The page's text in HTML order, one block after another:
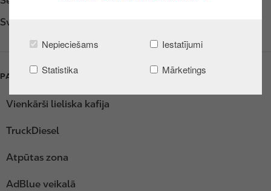
Nepieciešams
Iestatījumi
Statistika
Mārketings
Svētdiena
PAKALPOJUMI
Vienkārši lieliska kafija
TruckDiesel
Atpūtas zona
AdBlue veikalā